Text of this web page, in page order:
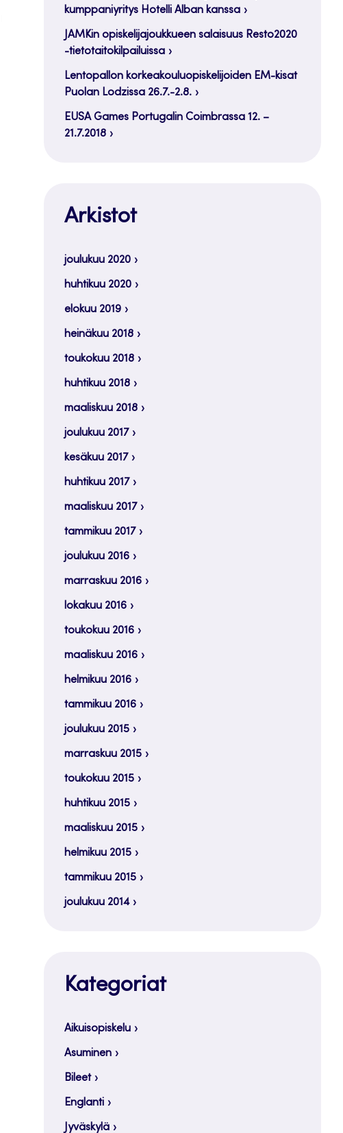
kumppaniyritys Hotelli Alban kanssa
JAMKin opiskelijajoukkueen salaisuus Resto2020
-tietotaitokilpailuissa
Lentopallon korkeakouluopiskelijoiden EM-kisat
Puolan Lodzissa 26.7.-2.8.
EUSA Games Portugalin Coimbrassa 12. –
21.7.2018
Arkistot
joulukuu 2020
huhtikuu 2020
elokuu 2019
heinäkuu 2018
toukokuu 2018
huhtikuu 2018
maaliskuu 2018
joulukuu 2017
kesäkuu 2017
huhtikuu 2017
maaliskuu 2017
tammikuu 2017
joulukuu 2016
marraskuu 2016
lokakuu 2016
toukokuu 2016
maaliskuu 2016
helmikuu 2016
tammikuu 2016
joulukuu 2015
marraskuu 2015
toukokuu 2015
huhtikuu 2015
maaliskuu 2015
helmikuu 2015
tammikuu 2015
joulukuu 2014
Kategoriat
Aikuisopiskelu
Asuminen
Bileet
Englanti
Jyväskylä